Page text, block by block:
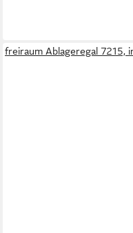
freiraum Ablageregal 7215,